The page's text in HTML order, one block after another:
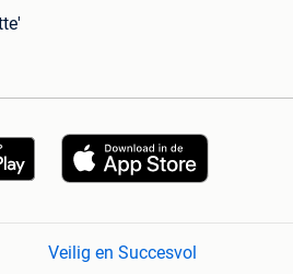
Veilig en Succesvol